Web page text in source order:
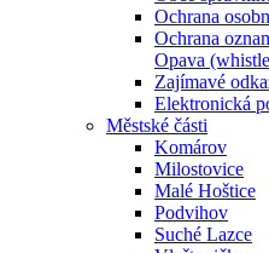
Ochrana
Ochrana
Opava
Zajímavé
Elektronická
Městské části
Komárov
Milostovice
Malé Hoštice
Podvihov
Suché Lazce